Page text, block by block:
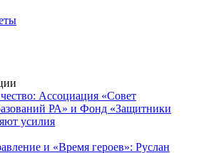
Ассоциация «Совет
РА» и Фонд «Защитники
усилия
и «Время героев»: Руслан